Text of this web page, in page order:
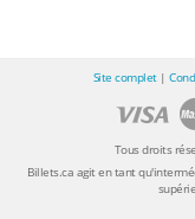
Site complet|
Tous droits
Billets.ca agit en tant